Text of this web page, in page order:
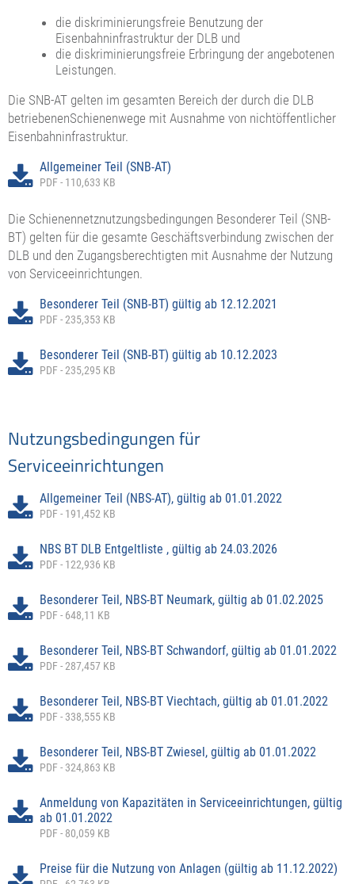
die diskriminierungsfreie Benutzung der
Eisenbahninfrastruktur der DLB und
die diskriminierungsfreie Erbringung der angebotenen
Leistungen.
Die SNB-AT gelten im gesamten Bereich der durch die DLB
betriebenenSchienenwege mit Ausnahme von nichtöffentlicher
Eisenbahninfrastruktur.
Allgemeiner Teil (SNB-AT)
PDF - 110,633 KB
Die Schienennetznutzungsbedingungen Besonderer Teil (SNB-
BT) gelten für die gesamte Geschäftsverbindung zwischen der
DLB und den Zugangsberechtigten mit Ausnahme der Nutzung
von Serviceeinrichtungen.
Besonderer Teil (SNB-BT) gültig ab 12.12.2021
PDF - 235,353 KB
Besonderer Teil (SNB-BT) gültig ab 10.12.2023
PDF - 235,295 KB
Nutzungsbedingungen für
Serviceeinrichtungen
Allgemeiner Teil (NBS-AT), gültig ab 01.01.2022
PDF - 191,452 KB
NBS BT DLB Entgeltliste , gültig ab 24.03.2026
PDF - 122,936 KB
Besonderer Teil, NBS-BT Neumark, gültig ab 01.02.2025
PDF - 648,11 KB
Besonderer Teil, NBS-BT Schwandorf, gültig ab 01.01.2022
PDF - 287,457 KB
Besonderer Teil, NBS-BT Viechtach, gültig ab 01.01.2022
PDF - 338,555 KB
Besonderer Teil, NBS-BT Zwiesel, gültig ab 01.01.2022
PDF - 324,863 KB
Anmeldung von Kapazitäten in Serviceeinrichtungen, gültig
ab 01.01.2022
PDF - 80,059 KB
Preise für die Nutzung von Anlagen (gültig ab 11.12.2022)